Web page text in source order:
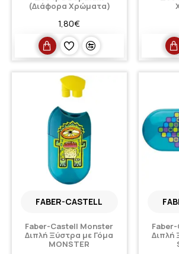
(Διάφορα Χρώματα)
1,80€
FABER-CASTELL
Faber-Castell Monster
Διπλή Ξύστρα με Γόμα
MONSTER
Διπλή